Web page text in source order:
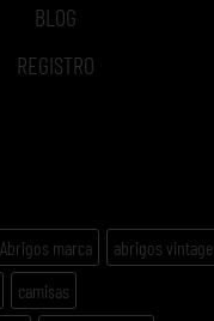
BLOG
REGISTRO
Abrigos marca
abrigos vintage
camisas